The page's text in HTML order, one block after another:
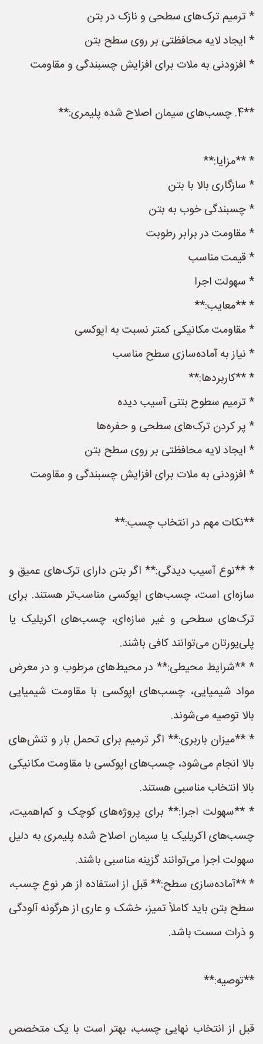
* ترمیم ترک‌های سطحی و نازک در بتن
* ایجاد لایه محافظتی بر روی سطح بتن
* افزودنی به ملات برای افزایش چسبندگی و مقاومت
**4. چسب‌های سیمان اصلاح شده پلیمری:**
* **مزایا:**
* سازگاری بالا با بتن
* چسبندگی خوب به بتن
* مقاومت در برابر رطوبت
* قیمت مناسب
* سهولت اجرا
* **معایب:**
* مقاومت مکانیکی کمتر نسبت به اپوکسی
* نیاز به آماده‌سازی سطح مناسب
* **کاربردها:**
* ترمیم سطوح بتنی آسیب دیده
* پر کردن ترک‌های سطحی و حفره‌ها
* ایجاد لایه محافظتی بر روی سطح بتن
* افزودنی به ملات برای افزایش چسبندگی و مقاومت
**نکات مهم در انتخاب چسب:**
* **نوع آسیب دیدگی:** اگر بتن دارای ترک‌های عمیق و
سازه‌ای است، چسب‌های اپوکسی مناسب‌تر هستند. برای
ترک‌های سطحی و غیر سازه‌ای، چسب‌های اکریلیک یا
پلی‌یورتان می‌توانند کافی باشند.
* **شرایط محیطی:** در محیط‌های مرطوب و در معرض
مواد شیمیایی، چسب‌های اپوکسی با مقاومت شیمیایی
بالا توصیه می‌شوند.
* **میزان باربری:** اگر ترمیم برای تحمل بار و تنش‌های
بالا انجام می‌شود، چسب‌های اپوکسی با مقاومت مکانیکی
بالا انتخاب مناسبی هستند.
* **سهولت اجرا:** برای پروژه‌های کوچک و کم‌اهمیت،
چسب‌های اکریلیک یا سیمان اصلاح شده پلیمری به دلیل
سهولت اجرا می‌توانند گزینه مناسبی باشند.
* **آماده‌سازی سطح:** قبل از استفاده از هر نوع چسب،
سطح بتن باید کاملاً تمیز، خشک و عاری از هرگونه آلودگی
و ذرات سست باشد.
**توصیه:**
قبل از انتخاب نهایی چسب، بهتر است با یک متخصص